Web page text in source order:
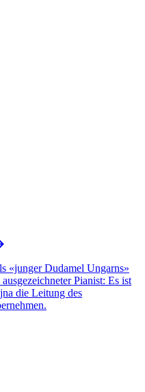
«junger Dudamel Ungarns»
Pianist: Es ist
die Leitung des